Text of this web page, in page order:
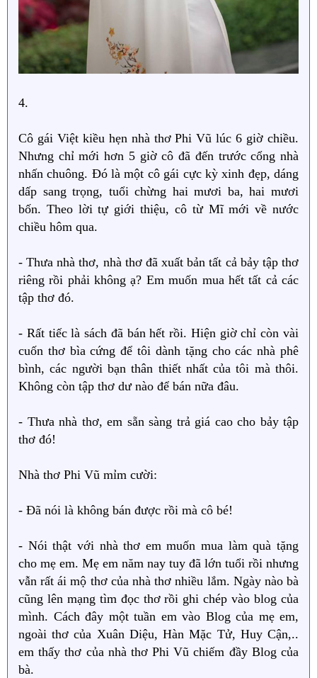
4.
Cô gái Việt kiều hẹn nhà thơ Phi Vũ lúc 6 giờ chiều.
Nhưng chỉ mới hơn 5 giờ cô đã đến trước cổng nhà
nhấn chuông. Đó là một cô gái cực kỳ xinh đẹp, dáng
dấp sang trọng, tuổi chừng hai mươi ba, hai mươi
bốn. Theo lời tự giới thiệu, cô từ Mĩ mới về nước
chiều hôm qua.
- Thưa nhà thơ, nhà thơ đã xuất bản tất cả bảy tập thơ
riêng rồi phải không ạ? Em muốn mua hết tất cả các
tập thơ đó.
- Rất tiếc là sách đã bán hết rồi. Hiện giờ chỉ còn vài
cuốn thơ bìa cứng để tôi dành tặng cho các nhà phê
bình, các người bạn thân thiết nhất của tôi mà thôi.
Không còn tập thơ dư nào để bán nữa đâu.
- Thưa nhà thơ, em sẵn sàng trả giá cao cho bảy tập
thơ đó!
Nhà thơ Phi Vũ mỉm cười:
- Đã nói là không bán được rồi mà cô bé!
- Nói thật với nhà thơ em muốn mua làm quà tặng
cho mẹ em. Mẹ em năm nay tuy đã lớn tuổi rồi nhưng
vẫn rất ái mộ thơ của nhà thơ nhiều lắm. Ngày nào bà
cũng lên mạng tìm đọc thơ rồi ghi chép vào blog của
mình. Cách đây một tuần em vào Blog của mẹ em,
ngoài thơ của Xuân Diệu, Hàn Mặc Tử, Huy Cận,..
em thấy thơ của nhà thơ Phi Vũ chiếm đầy Blog của
bà.